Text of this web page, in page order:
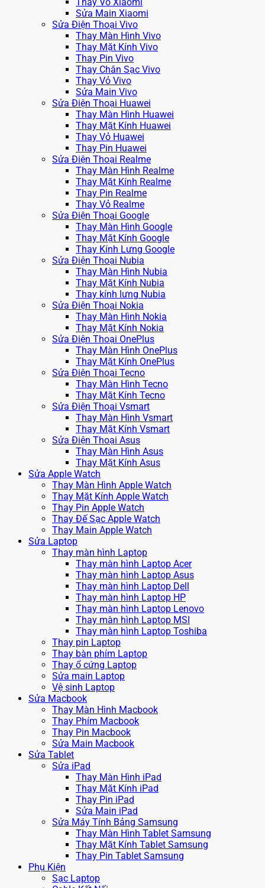
Thay Vỏ Xiaomi
Sửa Main Xiaomi
Sửa Điện Thoại Vivo
Thay Màn Hình Vivo
Thay Mặt Kính Vivo
Thay Pin Vivo
Thay Chân Sạc Vivo
Thay Vỏ Vivo
Sửa Main Vivo
Sửa Điện Thoại Huawei
Thay Màn Hình Huawei
Thay Mặt Kính Huawei
Thay Vỏ Huawei
Thay Pin Huawei
Sửa Điện Thoại Realme
Thay Màn Hình Realme
Thay Mặt Kính Realme
Thay Pin Realme
Thay Vỏ Realme
Sửa Điện Thoại Google
Thay Màn Hình Google
Thay Mặt Kính Google
Thay Kính Lưng Google
Sửa Điện Thoại Nubia
Thay Màn Hình Nubia
Thay Mặt Kính Nubia
Thay kính lưng Nubia
Sửa Điện Thoại Nokia
Thay Màn Hình Nokia
Thay Mặt Kính Nokia
Sửa Điện Thoại OnePlus
Thay Màn Hình OnePlus
Thay Mặt Kính OnePlus
Sửa Điện Thoại Tecno
Thay Màn Hình Tecno
Thay Mặt Kính Tecno
Sửa Điện Thoại Vsmart
Thay Màn Hình Vsmart
Thay Mặt Kính Vsmart
Sửa Điện Thoại Asus
Thay Màn Hình Asus
Thay Mặt Kính Asus
Sửa Apple Watch
Thay Màn Hình Apple Watch
Thay Mặt Kính Apple Watch
Thay Pin Apple Watch
Thay Đế Sạc Apple Watch
Thay Main Apple Watch
Sửa Laptop
Thay màn hình Laptop
Thay màn hình Laptop Acer
Thay màn hình Laptop Asus
Thay màn hình Laptop Dell
Thay màn hình Laptop HP
Thay màn hình Laptop Lenovo
Thay màn hình Laptop MSI
Thay màn hình Laptop Toshiba
Thay pin Laptop
Thay bàn phím Laptop
Thay ổ cứng Laptop
Sửa main Laptop
Vệ sinh Laptop
Sửa Macbook
Thay Màn Hình Macbook
Thay Phím Macbook
Thay Pin Macbook
Sửa Main Macbook
Sửa Tablet
Sửa iPad
Thay Màn Hình iPad
Thay Mặt Kính iPad
Thay Pin iPad
Sửa Main iPad
Sửa Máy Tính Bảng Samsung
Thay Màn Hình Tablet Samsung
Thay Mặt Kính Tablet Samsung
Thay Pin Tablet Samsung
Phụ Kiện
Sạc Laptop